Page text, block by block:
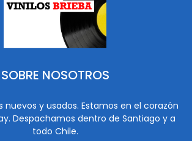
SOBRE NOSOTROS
nuevos y usados. Estamos en el corazón
Despachamos dentro de Santiago y a
todo Chile.